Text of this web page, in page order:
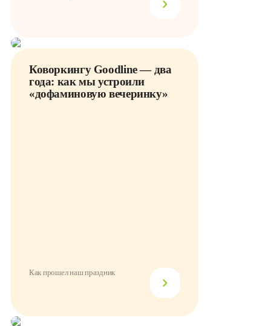
Коворкингу Goodline — два
года: как мы устроили
«дофаминовую вечеринку»
Как прошел наш праздник